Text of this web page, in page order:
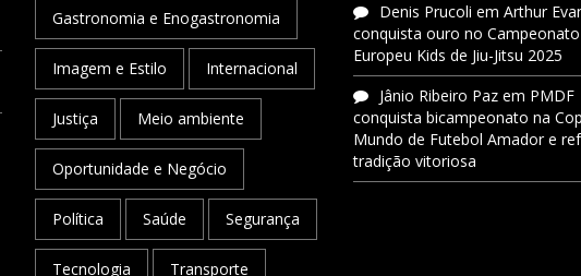
Gastronomia e Enogastronomia
Imagem e Estilo Internacional
Justiça Meio ambiente
Oportunidade e Negócio
Política Saúde Segurança
Tecnologia Transporte
Denis Prucoli em Arthur
conquista ouro no Campeonato
Europeu Kids de Jiu-Jitsu 2025
Jânio Ribeiro Paz em PMDF
conquista bicampeonato na
Mundo de Futebol Amador e
tradição vitoriosa